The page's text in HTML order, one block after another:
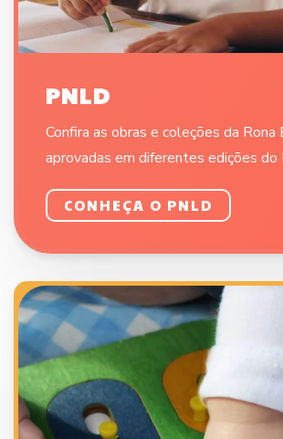
PNLD
Confira as obras e coleções da Rona
aprovadas em diferentes edições do
CONHEÇA O PNLD